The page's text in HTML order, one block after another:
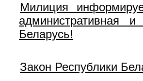
Милиция
административная и
Беларусь!
Закон Республики